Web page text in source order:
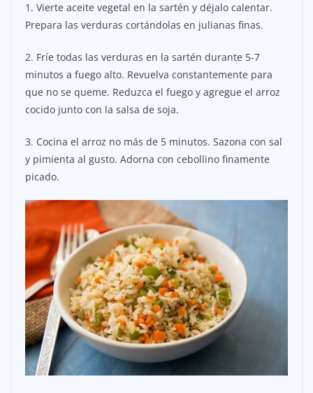
1. Vierte aceite vegetal en la sartén y déjalo calentar.
Prepara las verduras cortándolas en julianas finas.
2. Fríe todas las verduras en la sartén durante 5-7
minutos a fuego alto. Revuelva constantemente para
que no se queme. Reduzca el fuego y agregue el arroz
cocido junto con la salsa de soja.
3. Cocina el arroz no más de 5 minutos. Sazona con sal
y pimienta al gusto. Adorna con cebollino finamente
picado.